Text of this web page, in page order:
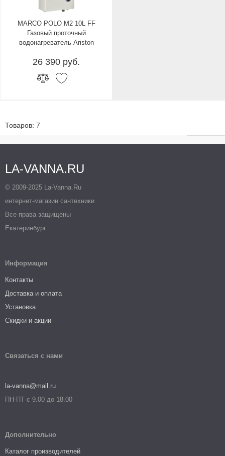
MARCO POLO M2 10L FF
Газовый проточный
водонагреватель Ariston
26 390 руб.
Товаров: 7
LA-VANNA.RU
© 2009-2025 La-Vanna.Ru
интернет-магазин сантехники
Все права защищены
Екатеринбург
Информация
Контакты
Доставка и оплата
Установка
Скидки и акции
Связаться с нами
la-vanna@mail.ru
ПН-ПТ с 9.00 до 18.00
Дополнительно
Каталог производителей